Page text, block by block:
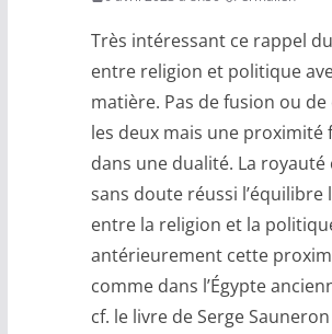
Très intéressant ce rappel
entre religion et politique
matière. Pas de fusion ou
les deux mais une proximité
dans une dualité. La royauté
sans doute réussi l’équilibre
entre la religion et la
antérieurement cette
comme dans l’Égypte
cf. le livre de Serge